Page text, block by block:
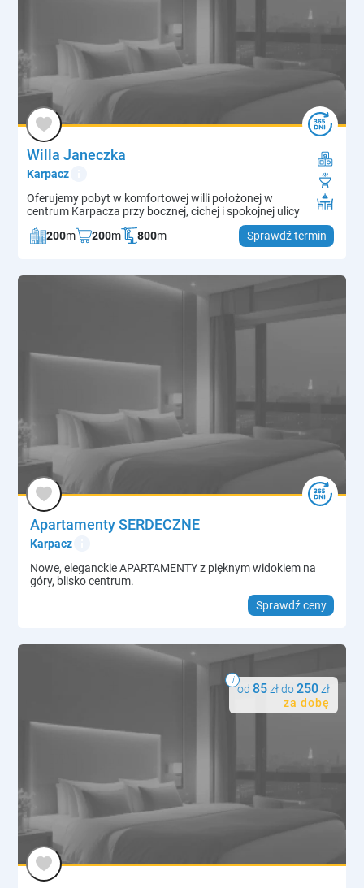
Willa Janeczka
Karpacz
Oferujemy pobyt w komfortowej willi położonej w
centrum Karpacza przy bocznej, cichej i spokojnej ulicy
200m 200m 800m Sprawdź termin
Apartamenty SERDECZNE
Karpacz
Nowe, eleganckie APARTAMENTY z pięknym widokiem na
góry, blisko centrum.
Sprawdź ceny
od 85zł do250zł
za dobę
i